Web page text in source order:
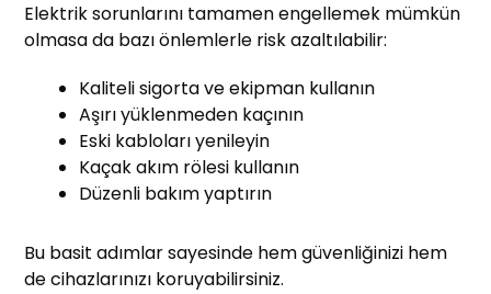
Elektrik sorunlarını tamamen engellemek mümkün
olmasa da bazı önlemlerle risk azaltılabilir:
Kaliteli sigorta ve ekipman kullanın
Aşırı yüklenmeden kaçının
Eski kabloları yenileyin
Kaçak akım rölesi kullanın
Düzenli bakım yaptırın
Bu basit adımlar sayesinde hem güvenliğinizi hem
de cihazlarınızı koruyabilirsiniz.